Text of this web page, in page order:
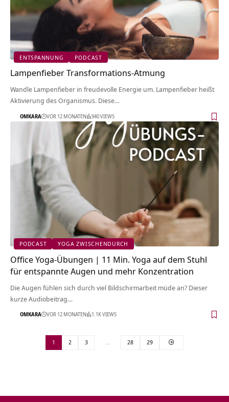
ENTSPANNUNG PODCAST
Lampenfieber Transformations-Atmung
Wandle Lampenfieber in freudevolle Energie um. Lampenfieber heißt
Aktivierung des Organismus. Diese…
OMKARA VOR 12 MONATEN 940 VIEWS
PODCAST YOGA ZWISCHENDURCH
Office Yoga-Übungen | 11 Min. Yoga auf dem Stuhl
für entspannte Augen und mehr Konzentration
Die Augen fühlen sich durch viel Bildschirmarbeit müde an? Dieser
kurze Audiobeitrag…
OMKARA VOR 12 MONATEN 1.1K VIEWS
1 2 3 … 28 29